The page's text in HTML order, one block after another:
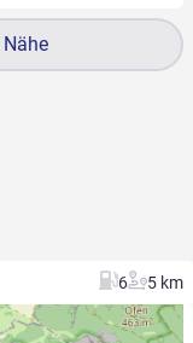
6 5 km